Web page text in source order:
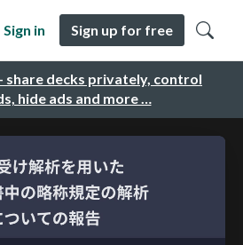
share decks privately, control
hide ads and more …
Sign in Sign up for free